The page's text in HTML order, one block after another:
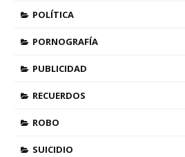
POLÍTICA
PORNOGRAFÍA
PUBLICIDAD
RECUERDOS
ROBO
SUICIDIO